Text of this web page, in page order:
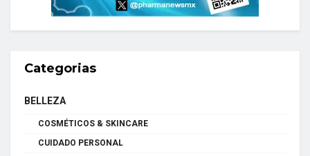
Categorias
BELLEZA
COSMÉTICOS & SKINCARE
CUIDADO PERSONAL